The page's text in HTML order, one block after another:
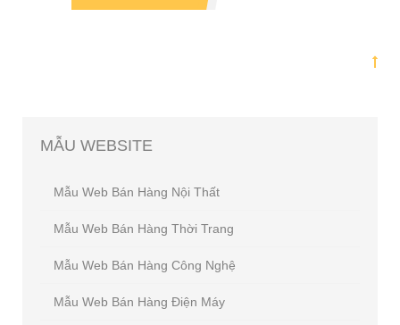
MẪU WEBSITE
Mẫu Web Bán Hàng Nội Thất
Mẫu Web Bán Hàng Thời Trang
Mẫu Web Bán Hàng Công Nghệ
Mẫu Web Bán Hàng Điện Máy